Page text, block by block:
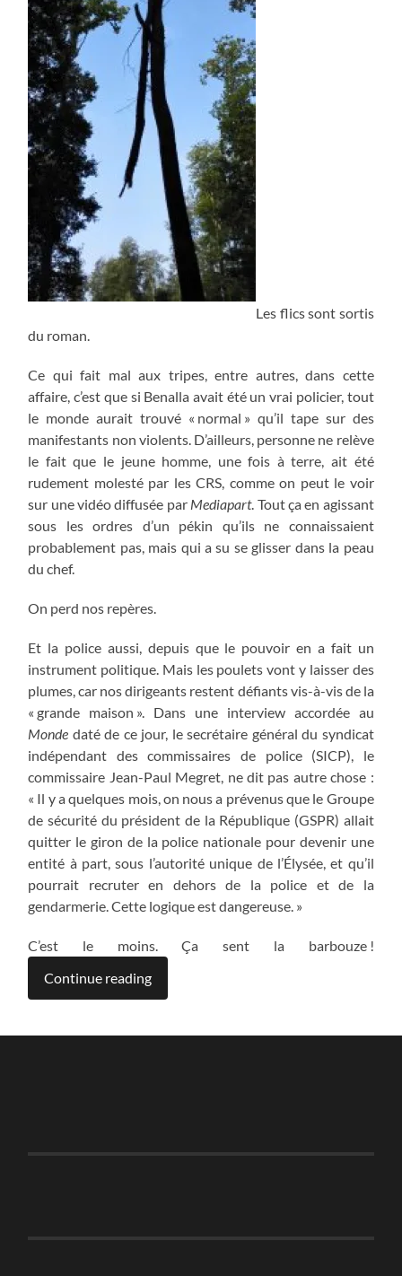
Les flics sont sortis
du roman.
Ce qui fait mal aux tripes, entre autres, dans cette
affaire, c’est que si Benalla avait été un vrai policier, tout
le monde aurait trouvé « normal » qu’il tape sur des
manifestants non violents. D’ailleurs, personne ne relève
le fait que le jeune homme, une fois à terre, ait été
rudement molesté par les CRS, comme on peut le voir
sur une vidéo diffusée par Mediapart. Tout ça en agissant
sous les ordres d’un pékin qu’ils ne connaissaient
probablement pas, mais qui a su se glisser dans la peau
du chef.
On perd nos repères.
Et la police aussi, depuis que le pouvoir en a fait un
instrument politique. Mais les poulets vont y laisser des
plumes, car nos dirigeants restent défiants vis-à-vis de la
« grande maison ». Dans une interview accordée au
Monde daté de ce jour, le secrétaire général du syndicat
indépendant des commissaires de police (SICP), le
commissaire Jean-Paul Megret, ne dit pas autre chose :
« Il y a quelques mois, on nous a prévenus que le Groupe
de sécurité du président de la République (GSPR) allait
quitter le giron de la police nationale pour devenir une
entité à part, sous l’autorité unique de l’Élysée, et qu’il
pourrait recruter en dehors de la police et de la
gendarmerie. Cette logique est dangereuse. »
C’est le moins. Ça sent la barbouze !
Continue reading